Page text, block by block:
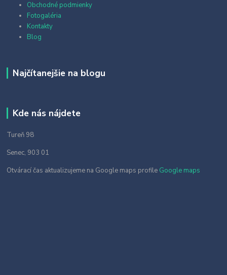
Obchodné podmienky
Fotogaléria
Kontakty
Blog
Najčítanejšie na blogu
Kde nás nájdete
Tureň 98
Senec, 903 01
Otvárací čas aktualizujeme na Google maps profile Google maps